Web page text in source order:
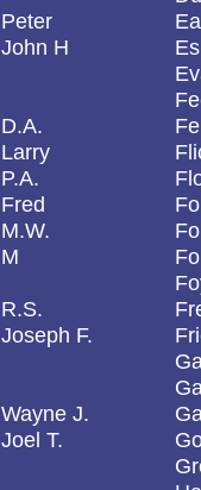
Peter
John H
D.A.
Larry
P.A.
Fred
M.W.
M
R.S.
Joseph F.
Wayne J.
Joel T.